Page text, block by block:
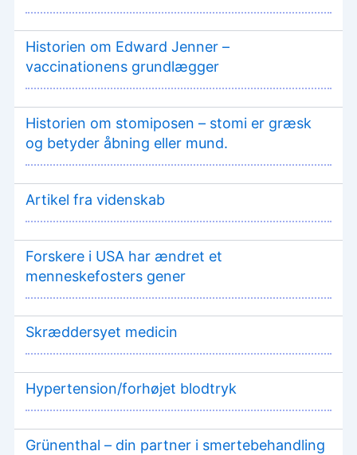
Historien om Edward Jenner –
vaccinationens grundlægger
Historien om stomiposen – stomi er græsk
og betyder åbning eller mund.
Artikel fra videnskab
Forskere i USA har ændret et
menneskefosters gener
Skræddersyet medicin
Hypertension/forhøjet blodtryk
Grünenthal – din partner i smertebehandling